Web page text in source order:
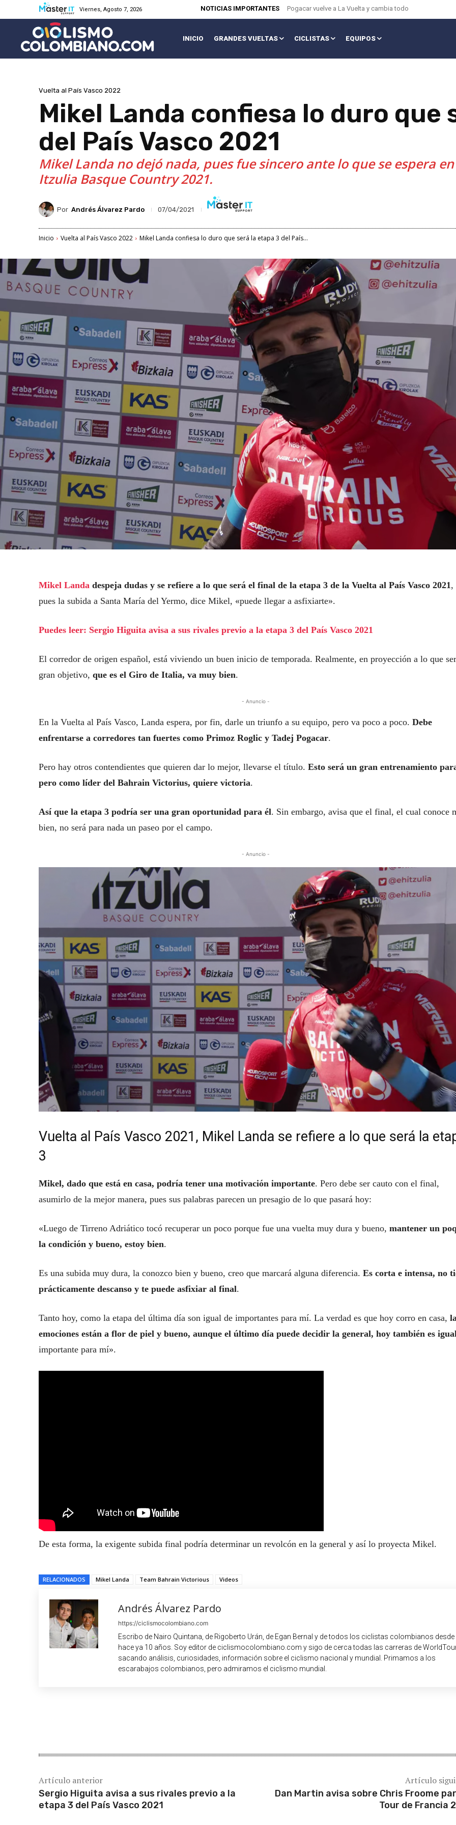
Viernes, Agosto 7, 2026 NOTICIAS IMPORTANTES Pogacar vuelve a La Vuelta y cambia todo
INICIO GRANDES VUELTAS CICLISTAS EQUIPOS
Vuelta al País Vasco 2022
Mikel Landa confiesa lo duro que
del País Vasco 2021
Mikel Landa no dejó nada, pues fue sincero ante lo que se espera
Itzulia Basque Country 2021.
Por Andrés Álvarez Pardo 07/04/2021
Inicio Vuelta al País Vasco 2022 Mikel Landa confiesa lo duro que será la etapa 3 del País...
Mikel Landa despeja dudas y se refiere a lo que será el final de la etapa 3 de la Vuelta al País Vasco 2021,
pues la subida a Santa María del Yermo, dice Mikel, «puede llegar a asfixiarte».
Puedes leer: Sergio Higuita avisa a sus rivales previo a la etapa 3 del País Vasco 2021
El corredor de origen español, está viviendo un buen inicio de temporada. Realmente, en proyección a lo que
gran objetivo, que es el Giro de Italia, va muy bien.
- Anuncio -
En la Vuelta al País Vasco, Landa espera, por fin, darle un triunfo a su equipo, pero va poco a poco. Debe
enfrentarse a corredores tan fuertes como Primoz Roglic y Tadej Pogacar.
Pero hay otros contendientes que quieren dar lo mejor, llevarse el título. Esto será un gran entrenamiento
pero como líder del Bahrain Victorius, quiere victoria.
Así que la etapa 3 podría ser una gran oportunidad para él. Sin embargo, avisa que el final, el cual conoce
bien, no será para nada un paseo por el campo.
- Anuncio -
Vuelta al País Vasco 2021, Mikel Landa se refiere a lo que será la
3
Mikel, dado que está en casa, podría tener una motivación importante. Pero debe ser cauto con el final,
asumirlo de la mejor manera, pues sus palabras parecen un presagio de lo que pasará hoy:
«Luego de Tirreno Adriático tocó recuperar un poco porque fue una vuelta muy dura y bueno, mantener un
la condición y bueno, estoy bien.
Es una subida muy dura, la conozco bien y bueno, creo que marcará alguna diferencia. Es corta e intensa, no
prácticamente descanso y te puede asfixiar al final.
Tanto hoy, como la etapa del última día son igual de importantes para mí. La verdad es que hoy corro en casa,
emociones están a flor de piel y bueno, aunque el último día puede decidir la general, hoy también es
importante para mí».
De esta forma, la exigente subida final podría determinar un revolcón en la general y así lo proyecta Mikel.
RELACIONADOS Mikel Landa Team Bahrain Victorious Videos
Andrés Álvarez Pardo
https://ciclismocolombiano.com
Escribo de Nairo Quintana, de Rigoberto Urán, de Egan Bernal y de todos los ciclistas colombianos desde
hace ya 10 años. Soy editor de ciclismocolombiano.com y sigo de cerca todas las carreras de
sacando análisis, curiosidades, información sobre el ciclismo nacional y mundial. Primamos a los
escarabajos colombianos, pero admiramos el ciclismo mundial.
Artículo anterior
Sergio Higuita avisa a sus rivales previo a la
etapa 3 del País Vasco 2021
Artículo
Dan Martin avisa sobre Chris Froome
Tour de Francia